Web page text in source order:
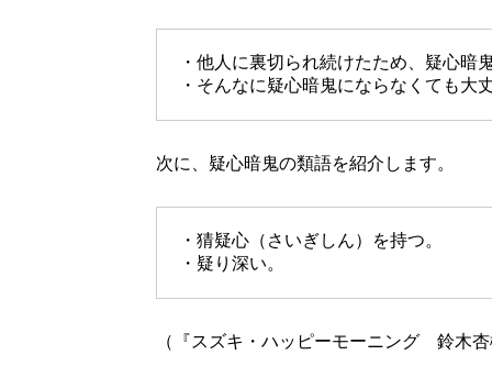
・他人に裏切られ続けたため、疑心暗
・そんなに疑心暗鬼にならなくても大
次に、疑心暗鬼の類語を紹介します。
・猜疑心（さいぎしん）を持つ。
・疑り深い。
（『スズキ・ハッピーモーニング 鈴木